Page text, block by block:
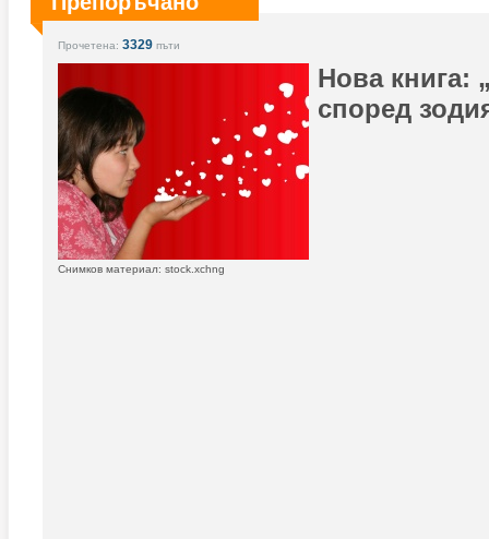
Прочетена: 3329 пъти
Нова книга:
според
Снимков материал: stock.xchng